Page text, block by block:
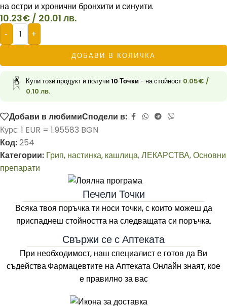
на остри и хронични бронхити и синуити.
10.23€ / 20.01 лв.
- +
ДОБАВИ В КОЛИЧКА
Купи този продукт и получи10 Точки- на стойност 0.05€ /
0.10 лв.
Добави в любимиСподели в:
Курс: 1 EUR = 1.95583 BGN
Код:254
Категории: Грип, настинка, кашлица,ЛЕКАРСТВА,Основни
препарати
Печели Точки
Всяка твоя поръчка ти носи точки, с които можеш да
приспаднеш стойността на следващата си поръчка.
Свържи се с Аптеката
При необходимост, наш специалист е готов да Ви
съдейства.Фармацевтите наАптеката Онлайн знаят, кое
е правилно за вас